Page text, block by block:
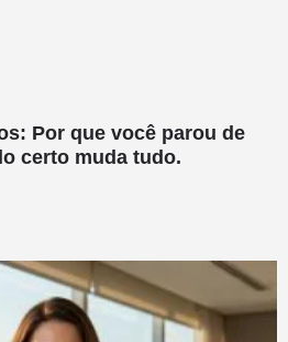
Por que você parou de
certo muda tudo.